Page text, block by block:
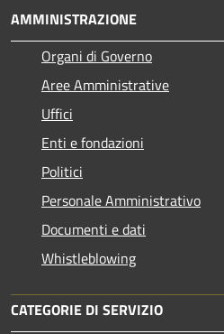
AMMINISTRAZIONE
Organi di Governo
Aree Amministrative
Uffici
Enti e fondazioni
Politici
Personale Amministrativo
Documenti e dati
Whistleblowing
CATEGORIE DI SERVIZIO